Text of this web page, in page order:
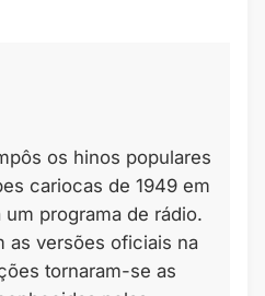
os hinos populares
cariocas de 1949 em
programa de rádio.
as versões oficiais na
tornaram-se as